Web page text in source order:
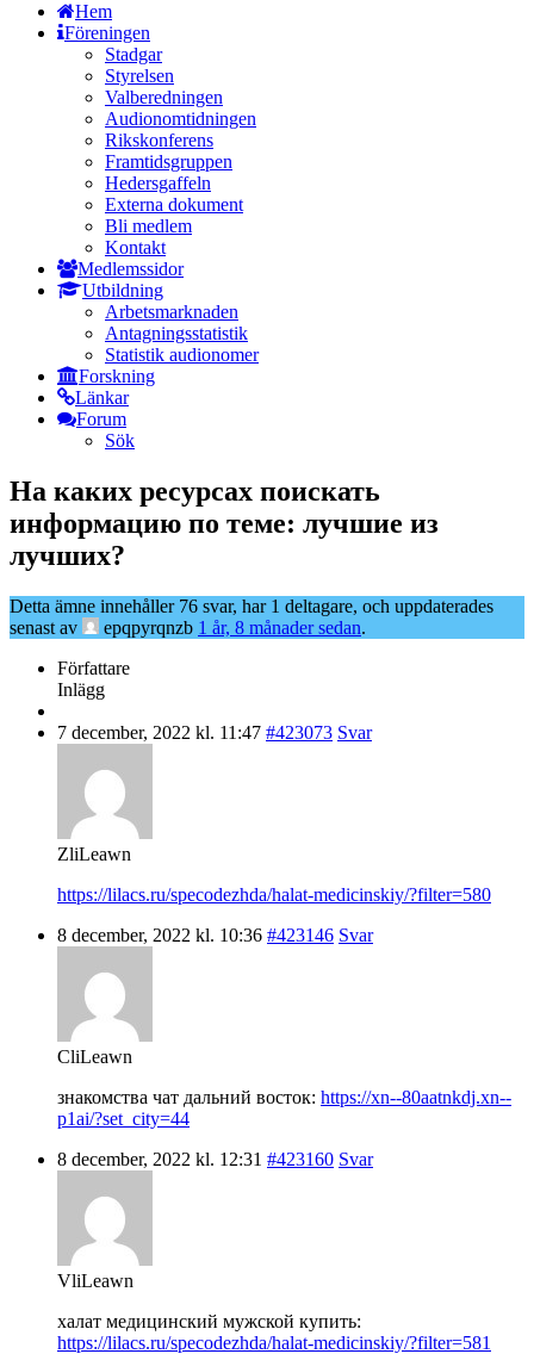
Hem
Föreningen
Stadgar
Styrelsen
Valberedningen
Audionomtidningen
Rikskonferens
Framtidsgruppen
Hedersgaffeln
Externa dokument
Bli medlem
Kontakt
Medlemssidor
Utbildning
Arbetsmarknaden
Antagningsstatistik
Statistik audionomer
Forskning
Länkar
Forum
Sök
На каких ресурсах поискать
информацию по теме: лучшие из
лучших?
Detta ämne innehåller 76 svar, har 1 deltagare, och uppdaterades
senast av
epqpyrqnzb 1 år, 8 månader sedan.
Författare
Inlägg
7 december, 2022 kl. 11:47 #423073 Svar
ZliLeawn
https://lilacs.ru/specodezhda/halat-medicinskiy/?filter=580
8 december, 2022 kl. 10:36 #423146 Svar
CliLeawn
знакомства чат дальний восток: https://xn--80aatnkdj.xn--
p1ai/?set_city=44
8 december, 2022 kl. 12:31 #423160 Svar
VliLeawn
халат медицинский мужской купить:
https://lilacs.ru/specodezhda/halat-medicinskiy/?filter=581